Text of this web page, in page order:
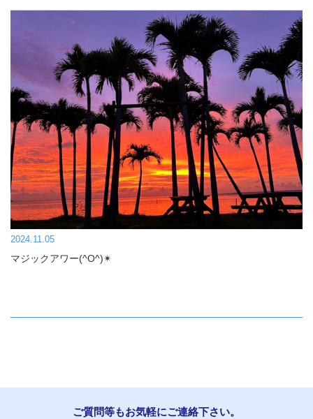
2024.11.05
マジックアワー(^O^)✴︎
ご質問等もお気軽にご連絡下さい。